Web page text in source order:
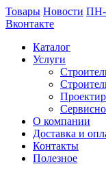
Товары Новости ПН-
Вконтакте
Каталог
Услуги
О компании
Доставка и
Контакты
Полезное